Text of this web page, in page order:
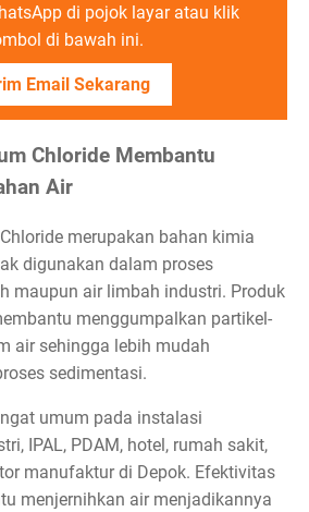
di pojok layar atau klik
di bawah ini.
Email Sekarang
Chloride Membantu
Air
merupakan bahan kimia
digunakan dalam proses
maupun air limbah industri. Produk
menggumpalkan partikel-
air sehingga lebih mudah
sedimentasi.
umum pada instalasi
IPAL, PDAM, hotel, rumah sakit,
manufaktur di Depok. Efektivitas
menjernihkan air menjadikannya